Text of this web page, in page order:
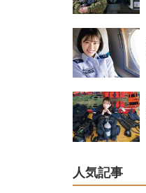
人気記事